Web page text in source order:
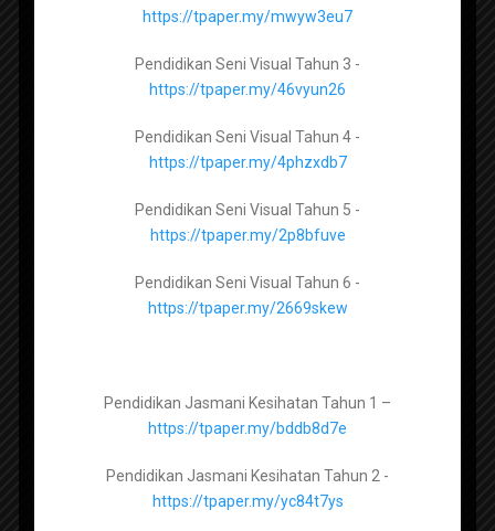
2023
Pendidikan Moral Tingkatan 5 –
Pendidikan Seni Visual Tingkatan 1 –
https://tpaper.my/2p8hw5e8
Pendidikan Seni Visual Tingkatan 2 –
https://tpaper.my/43p8dbvz
Pendidikan Seni Visual Tingkatan 3 –
https://tpaper.my/2p8mtbk2
Pendidikan Jasmani Kesihatan Tingkatan 1 –
https://tpaper.my/yckn2nkz
Pendidikan Jasmani Kesihatan Tingkatan 2 –
https://tpaper.my/2p83a9py
https://tpaper.my/mwyw3eu7
Pendidikan Seni Visual Tahun 3 -
https://tpaper.my/46vyun26
Pendidikan Seni Visual Tahun 4 -
https://tpaper.my/4phzxdb7
Pendidikan Seni Visual Tahun 5 -
https://tpaper.my/2p8bfuve
Pendidikan Seni Visual Tahun 6 -
https://tpaper.my/2669skew
Pendidikan Jasmani Kesihatan Tahun 1 –
https://tpaper.my/bddb8d7e
Pendidikan Jasmani Kesihatan Tahun 2 -
https://tpaper.my/yc84t7ys